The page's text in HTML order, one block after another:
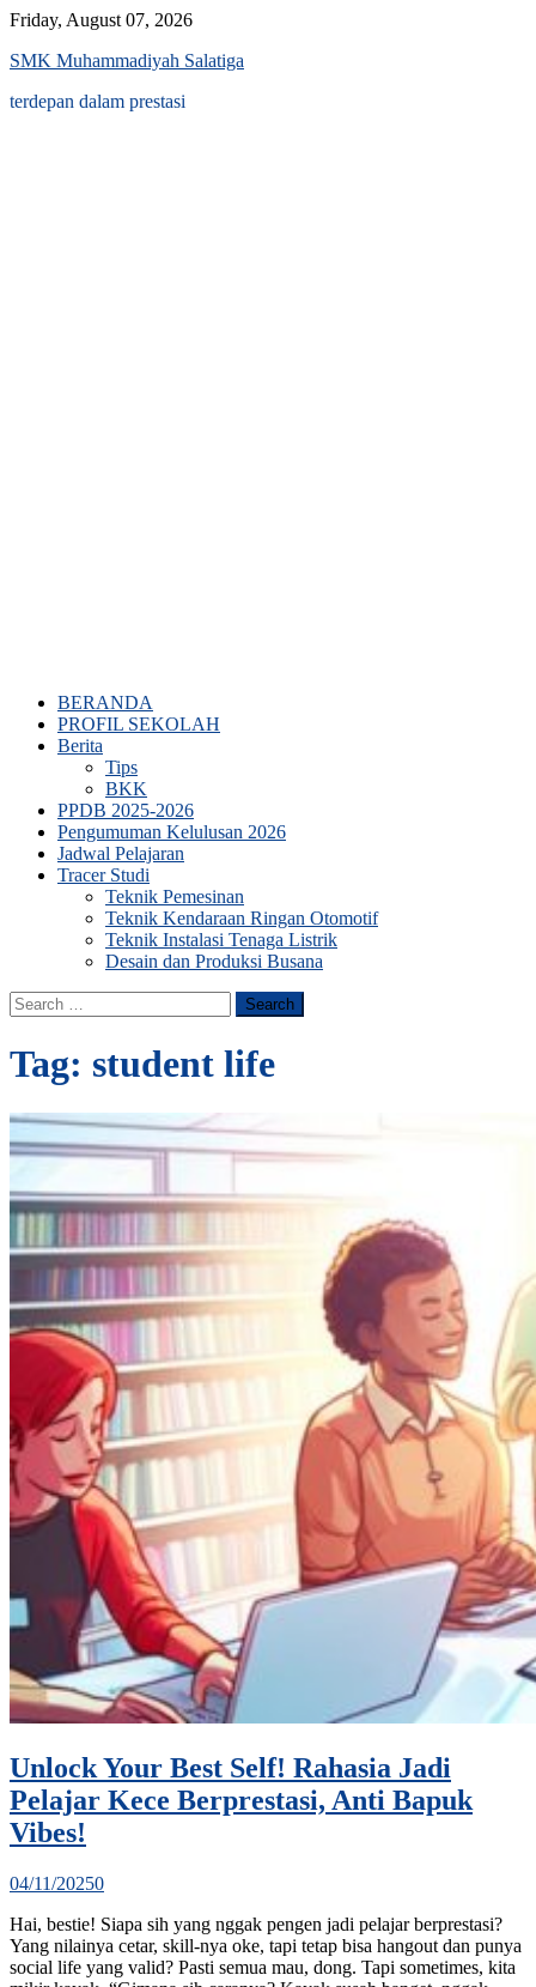
Skip
content
Friday, August 07, 2026
SMK Muhammadiyah Salatiga
terdepan dalam prestasi
BERANDA
PROFIL SEKOLAH
Berita
Tips
BKK
PPDB 2025-2026
Pengumuman Kelulusan 2026
Jadwal Pelajaran
Tracer Studi
Teknik Pemesinan
Teknik Kendaraan Ringan Otomotif
Teknik Instalasi Tenaga Listrik
Desain dan Produksi Busana
Search
for:
Tag: student life
Unlock Your Best Self! Rahasia Jadi
Pelajar Kece Berprestasi, Anti Bapuk
Vibes!
04/11/20250
Hai, bestie! Siapa sih yang nggak pengen jadi pelajar berprestasi?
Yang nilainya cetar, skill-nya oke, tapi tetap bisa hangout dan punya
social life yang valid? Pasti semua mau, dong. Tapi sometimes, kita